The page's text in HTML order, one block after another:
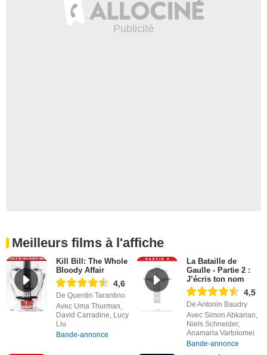
Meilleurs films à l'affiche
Kill Bill: The Whole
Bloody Affair
4,6
De Quentin Tarantino
Avec Uma Thurman,
David Carradine, Lucy
Liu
Bande-annonce
La Bataille de
Gaulle - Partie 2 :
J’écris ton nom
4,5
De Antonin Baudry
Avec Simon Abkarian,
Niels Schneider,
Anamaria Vartolomei
Bande-annonce